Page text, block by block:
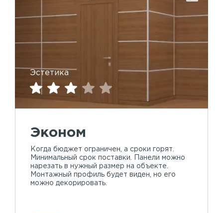
Эстетика
Эконом
Когда бюджет ограничен, а сроки горят.
Минимальный срок поставки. Панели можно
нарезать в нужный размер на объекте.
Монтажный профиль будет виден, но его
можно декорировать.